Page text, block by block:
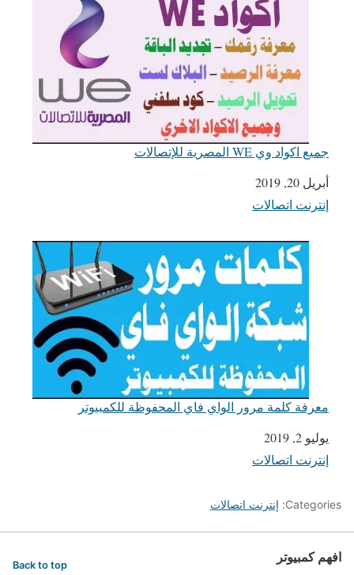
جميع اكواد وي WE المصرية للإتصالات
التاريخ
أبريل 20, 2019
في ما يتعلق بما يأتي
إنترنت اتصالات
معرفة كلمة مرور الواي فاي المحفوظة للكمبيوتر
التاريخ
يوليو 2, 2019
في ما يتعلق بما يأتي
إنترنت اتصالات
Categories: إنترنت اتصالات
افهم كمبيوتر Back to top